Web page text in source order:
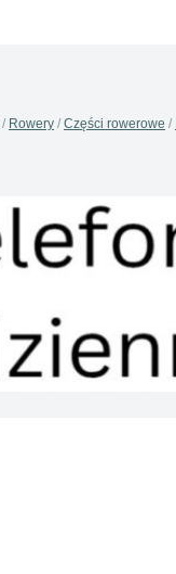
Rowery Części rowerowe